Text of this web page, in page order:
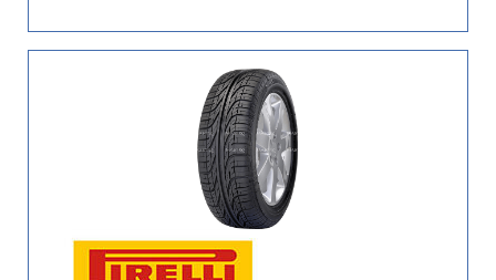
Non Run flat (10)